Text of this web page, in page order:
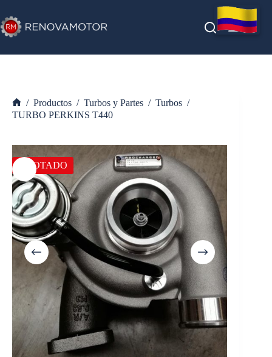
al
contenido
Inicio
/ Productos / Turbos y Partes / Turbos /
TURBO PERKINS T440
AGOTADO